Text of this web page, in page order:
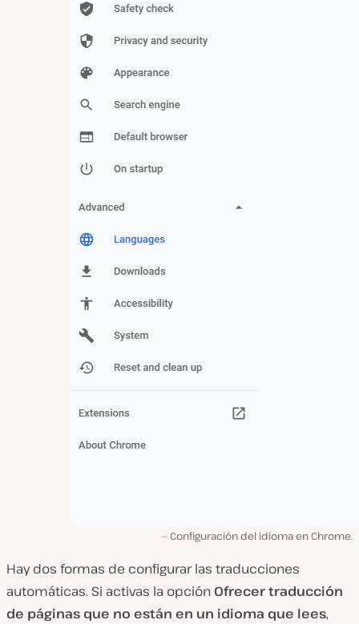
Configuración del idioma en Chrome.
Hay dos formas de configurar las traducciones
automáticas. Si activas la opción Ofrecer traducción
de páginas que no están en un idioma que lees,